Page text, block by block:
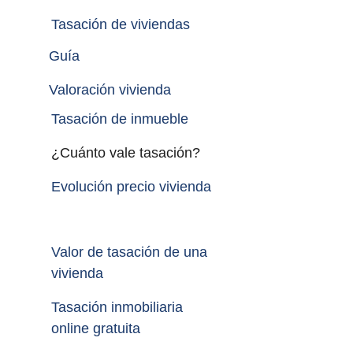
Tasación de viviendas
Guía
Valoración vivienda
Tasación de inmueble
Valor de tasación de una
vivienda
Tasación inmobiliaria
online gratuita
¿Cuánto vale tasación?
Evolución precio vivienda